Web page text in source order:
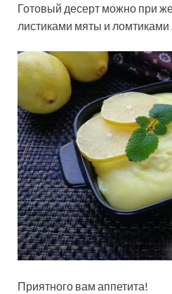
Готовый десерт можно при
листиками мяты и
Приятного вам аппетита!